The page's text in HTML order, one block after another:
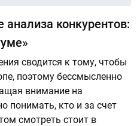
анализа конкурентов:
сводится к тому, чтобы
поэтому бессмысленно
внимание на
понимать, кто и за счет
смотреть стоит в